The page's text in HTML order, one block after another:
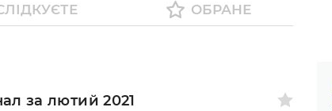
ОБРАНЕ
за лютий 2021